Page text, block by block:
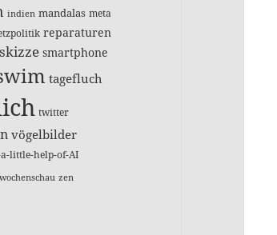
indien mandalas meta
reparaturen
skizze smartphone
tagefluch
twitter
vögelbilder
little-help-of-AI
wochenschau zen